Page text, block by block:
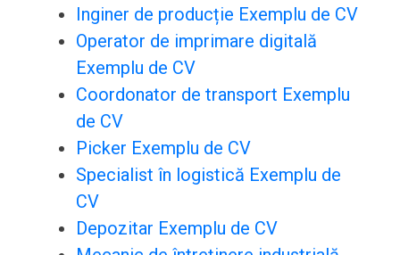
Inginer de producție Exemplu de CV
Operator de imprimare digitală
Exemplu de CV
Coordonator de transport Exemplu
de CV
Picker Exemplu de CV
Specialist în logistică Exemplu de
CV
Depozitar Exemplu de CV